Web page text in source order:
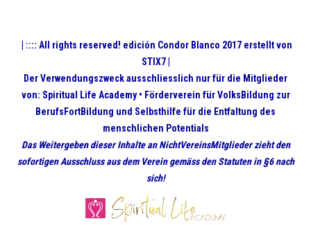
| :::: All rights reserved! edición Condor Blanco 2017 erstellt von
STIX7 |
Der Verwendungszweck ausschliesslich nur für die Mitglieder
von: Spiritual Life Academy • Förderverein für VolksBildung zur
BerufsFortBildung und Selbsthilfe für die Entfaltung des
menschlichen Potentials
Das Weitergeben dieser Inhalte an NichtVereinsMitglieder zieht den
sofortigen Ausschluss aus dem Verein gemäss den Statuten in §6 nach
sich!